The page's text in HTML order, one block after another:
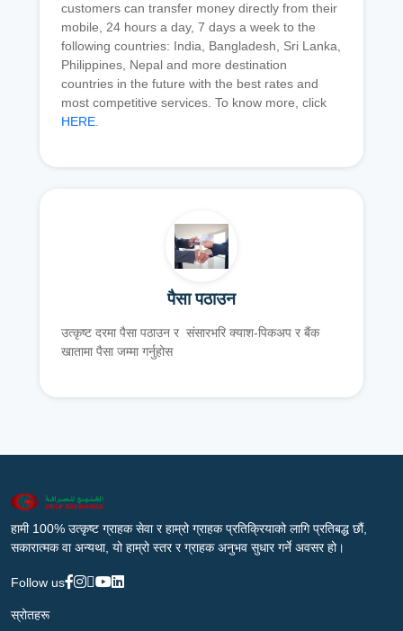
customers can transfer money directly from their
mobile, 24 hours a day, 7 days a week to the
following countries: India, Bangladesh, Sri Lanka,
Philippines, Nepal and more destination
countries in the future with the best rates and
most competitive services. To know more, click
HERE.
पैसा पठाउन
उत्कृष्ट दरमा पैसा पठाउन र संसारभरि क्याश-पिकअप र बैंक
खातामा पैसा जम्मा गर्नुहोस
हामी 100% उत्कृष्ट ग्राहक सेवा र हाम्रो ग्राहक प्रतिक्रियाको लागि प्रतिबद्ध छौं,
सकारात्मक वा अन्यथा, यो हाम्रो स्तर र ग्राहक अनुभव सुधार गर्ने अवसर हो।
Follow us
स्रोतहरू